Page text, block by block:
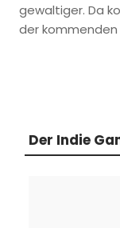
gewaltiger. Da
der
Der Indie